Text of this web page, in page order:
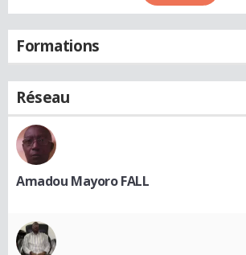
Formations
Réseau
Amadou Mayoro FALL